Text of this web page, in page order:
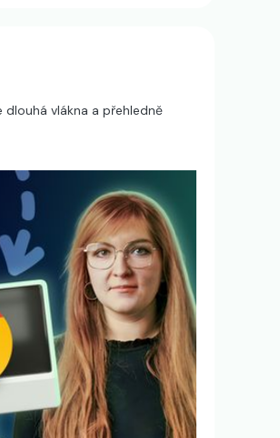
vlákna a přehledně